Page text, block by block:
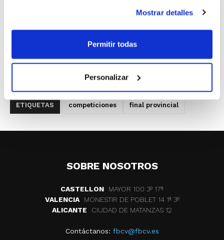
Mostrar detalles
Permitir todas
Personalizar
La Cadete Masculina es la única que ya ha
alcanzado la Final. El resto, todavía están
disputando las diferentes jornadas por
sistema de liga.
ETIQUETAS competiciones final provincial
SOBRE NOSOTROS
CASTELLON
MAYOR 100 3º 17ª
VALENCIA
MONESTIR DE POBLET 14 1ª 3º
ALICANTE
CIUDAD DE MATANZAS 12
Contáctanos: fbcv@fbcv.es